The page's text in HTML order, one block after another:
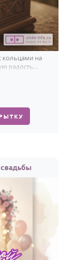
кольцами на
радость